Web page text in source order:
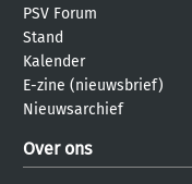
PSV Forum
Stand
Kalender
E-zine (nieuwsbrief)
Nieuwsarchief
Over ons